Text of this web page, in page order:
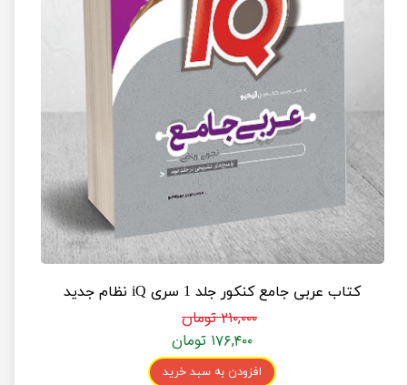
کتاب عربی جامع کنکور جلد 1 سری iQ نظام جدید
۲۱۰,۰۰۰ تومان
۱۷۶,۴۰۰ تومان
افزودن به سبد خرید